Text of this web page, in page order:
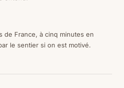
de France, à cinq minutes en
le sentier si on est motivé.